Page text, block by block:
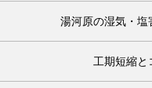
湯河原の湿気・塩
工期短縮と